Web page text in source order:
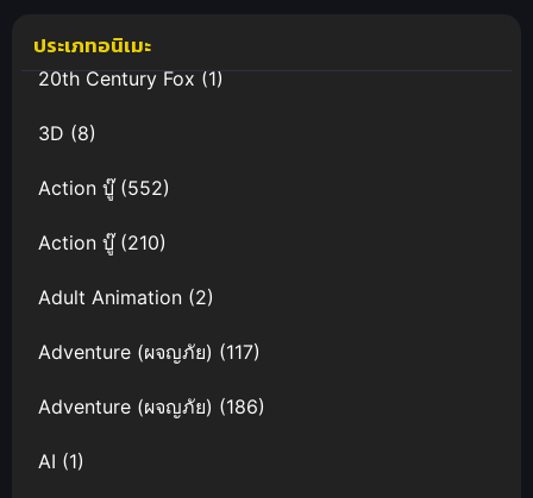
ประเภทอนิเมะ
20th Century Fox(1)
3D (8)
Action บู๊(552)
Action บู๊(210)
Adult Animation (2)
Adventure (ผจญภัย) (117)
Adventure (ผจญภัย) (186)
AI (1)